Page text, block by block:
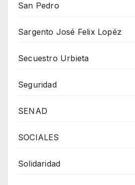
San Pedro
Sargento José Felix Lopéz
Secuestro Urbieta
Seguridad
SENAD
SOCIALES
Solidaridad